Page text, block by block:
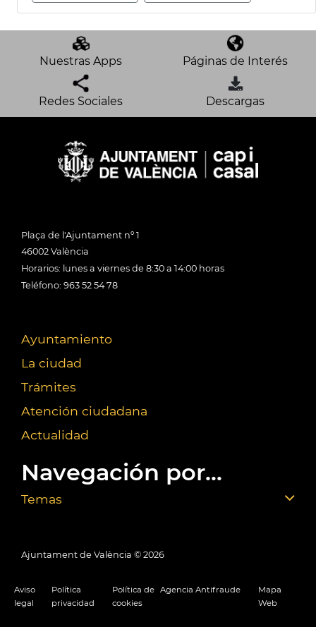
Nuestras Apps Páginas de Interés
Redes Sociales Descargas
Plaça de l'Ajuntament nº 1
46002 València
Horarios: lunes a viernes de 8:30 a 14:00 horas
Teléfono: 963 52 54 78
Ayuntamiento
La ciudad
Trámites
Atención ciudadana
Actualidad
Navegación por...
Temas
Ajuntament de València © 2026
Aviso
legal
Política
privacidad
Política de
cookies
Agencia Antifraude
Mapa
Web